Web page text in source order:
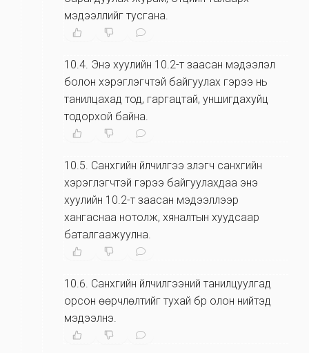
мэдээллийг тусгана.
10.4. Энэ хуулийн 10.2-т заасан мэдээлэл
болон хэрэглэгчтэй байгуулах гэрээ нь
танилцахад тод, гаргацтай, уншигдахуйц
тодорхой байна.
10.5. Санхүүгийн үйлчилгээ үзүүлэгч санхүүгийн
хэрэглэгчтэй гэрээ байгуулахдаа энэ
хуулийн 10.2-т заасан мэдээллээр
хангаснаа нотолж, хяналтын хуудсаар
баталгаажуулна.
10.6. Санхүүгийн үйлчилгээний танилцуулгад
орсон өөрчлөлтийг тухай бүр олон нийтэд
мэдээлнэ.